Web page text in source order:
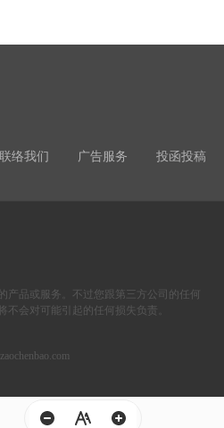
联络我们 广告服务 投函投稿
产品或服务。不过您跟第三方公司的任何
不会对可能引起的任何损失负责。
zaochenbao.com